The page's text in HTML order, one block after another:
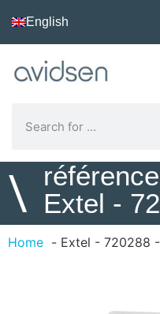
English
\
Extel -
Home Extel - 720288